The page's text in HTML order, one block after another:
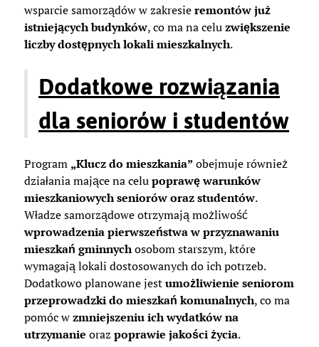
wsparcie samorządów w zakresieremontów już
istniejących budynków, co ma na celuzwiększenie
liczby dostępnych lokali mieszkalnych.
Dodatkowe rozwiązania
dla seniorów i studentów
Program „Klucz do mieszkania” obejmuje również
działania mające na celupoprawę warunków
mieszkaniowych seniorów oraz studentów.
Władze samorządowe otrzymają możliwość
wprowadzenia pierwszeństwa w przyznawaniu
mieszkań gminnychosobom starszym, które
wymagają lokali dostosowanych do ich potrzeb.
Dodatkowo planowane jestumożliwienie seniorom
przeprowadzki do mieszkań komunalnych, co ma
pomóc wzmniejszeniu ich wydatków na
utrzymanie oraz poprawie jakości życia.